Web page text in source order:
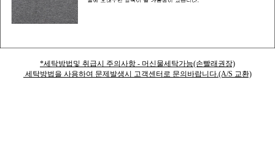
*세탁방법및 취급시 주의사항 - 머신물세탁가능(손빨래권장)
세탁방법을 사용하여 문제발생시 고객센터로 문의바랍니다.(A/S 교환)